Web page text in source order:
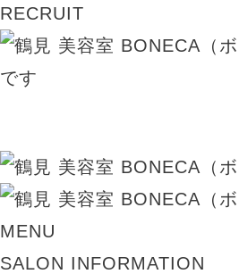
RECRUIT
MENU
SALON INFORMATION